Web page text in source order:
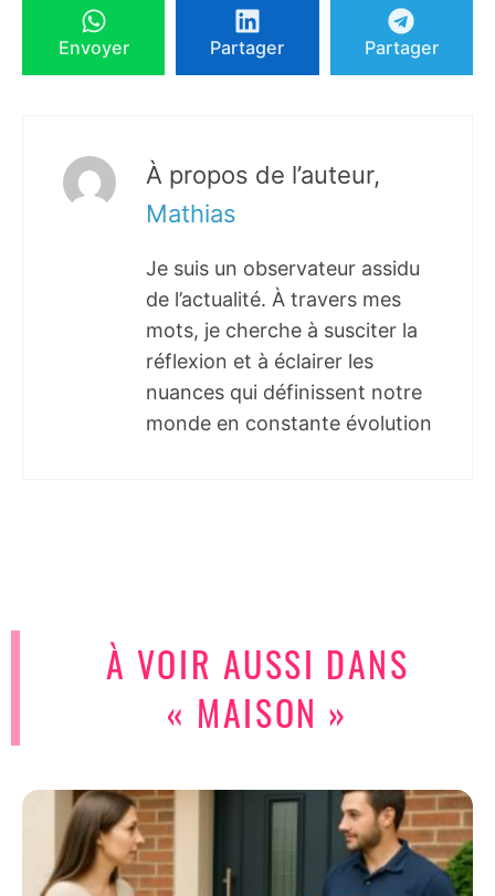
Envoyer Partager Partager
À propos de l’auteur,
Mathias
Je suis un observateur assidu
de l’actualité. À travers mes
mots, je cherche à susciter la
réflexion et à éclairer les
nuances qui définissent notre
monde en constante évolution
À VOIR AUSSI DANS
« MAISON »